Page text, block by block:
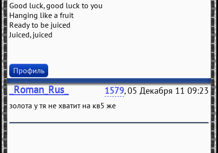
Good luck, good luck to you
Hanging like a fruit
Ready to be juiced
Juiced, juiced
Профиль
_Roman_Rus_ 1579, 05 Декабря 11 09:23
золота у тя не хватит на кв5 же